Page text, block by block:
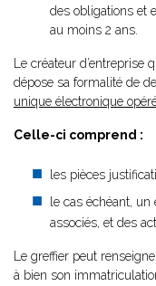
des obligations et
au moins 2 ans.
Le créateur
dépose sa formalité de
unique électronique
Celle-ci comprend :
les pièces
le cas échéant,
associés, et des
Le greffier peut
à bien son